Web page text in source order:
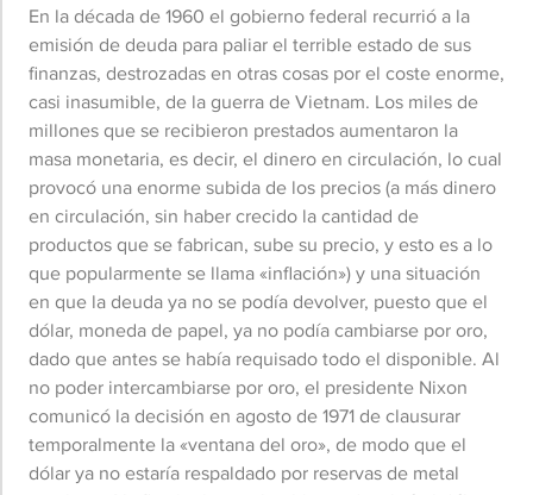
En la década de 1960 el gobierno federal recurrió a la
emisión de deuda para paliar el terrible estado de sus
finanzas, destrozadas en otras cosas por el coste enorme,
casi inasumible, de la guerra de Vietnam. Los miles de
millones que se recibieron prestados aumentaron la
masa monetaria, es decir, el dinero en circulación, lo cual
provocó una enorme subida de los precios (a más dinero
en circulación, sin haber crecido la cantidad de
productos que se fabrican, sube su precio, y esto es a lo
que popularmente se llama «inflación») y una situación
en que la deuda ya no se podía devolver, puesto que el
dólar, moneda de papel, ya no podía cambiarse por oro,
dado que antes se había requisado todo el disponible. Al
no poder intercambiarse por oro, el presidente Nixon
comunicó la decisión en agosto de 1971 de clausurar
temporalmente la «ventana del oro», de modo que el
dólar ya no estaría respaldado por reservas de metal